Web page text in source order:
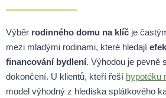
Výběr rodinného domu na klíč je
mezi mladými rodinami, které hledají
financování bydlení. Výhodou je pevně
dokončení. U klientů, kteří řeší hypotéku
model výhodný z hlediska splátkového